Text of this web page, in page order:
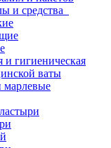
и средства
и гигиеническая
ваты
марлевые